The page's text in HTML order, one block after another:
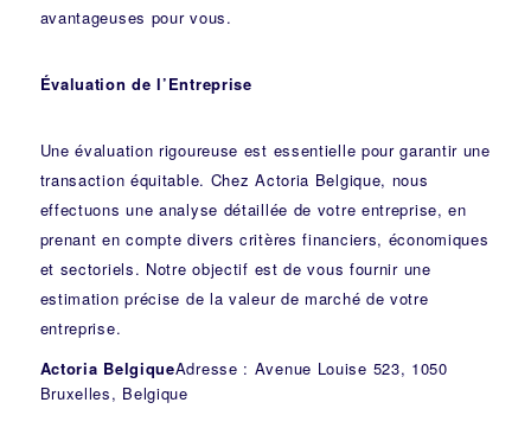
avantageuses pour vous.
Évaluation de l’Entreprise
Une évaluation rigoureuse est essentielle pour garantir une
transaction équitable. Chez Actoria Belgique, nous
effectuons une analyse détaillée de votre entreprise, en
prenant en compte divers critères financiers, économiques
et sectoriels. Notre objectif est de vous fournir une
estimation précise de la valeur de marché de votre
entreprise.
Actoria BelgiqueAdresse : Avenue Louise 523, 1050
Bruxelles, Belgique